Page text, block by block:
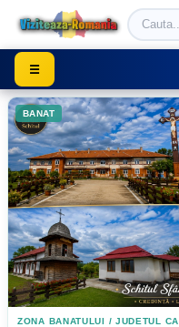
Viziteaza Romania |
☰
BANAT
ZONA BANATULUI / JUDETUL